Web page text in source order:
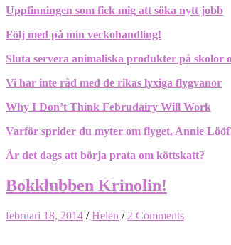
Uppfinningen som fick mig att söka nytt jobb
Följ med på min veckohandling!
Sluta servera animaliska produkter på skolor
Vi har inte råd med de rikas lyxiga flygvanor
Why I Don’t Think Februdairy Will Work
Varför sprider du myter om flyget, Annie
Är det dags att börja prata om köttskatt?
Bokklubben Krinolin!
februari 18, 2014 /Helen / 2 Comments